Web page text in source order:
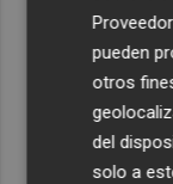
Plaza
pueden
otros
del
solo a